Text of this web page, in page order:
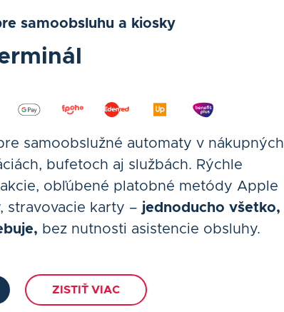
samoobsluhu a kiosky
samoobslužné automaty v nákupných
bufetoch aj službách. Rýchle
obľúbené platobné metódy Apple
stravovacie karty – jednoducho všetko,
bez nutnosti asistencie obsluhy.
ZISTIŤ VIAC